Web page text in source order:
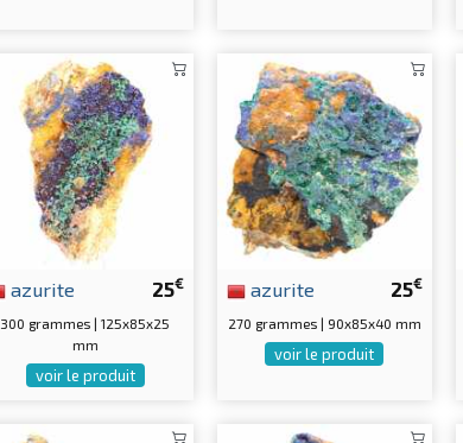
25€
azurite
300 grammes | 125x85x25
mm
voir le produit
25€
azurite
270 grammes | 90x85x40 mm
voir le produit